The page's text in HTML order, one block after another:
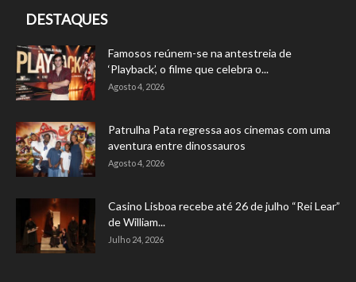
DESTAQUES
Famosos reúnem-se na antestreia de
‘Playback’, o filme que celebra o...
Agosto 4, 2026
Patrulha Pata regressa aos cinemas com uma
aventura entre dinossauros
Agosto 4, 2026
Casino Lisboa recebe até 26 de julho “Rei Lear”
de William...
Julho 24, 2026